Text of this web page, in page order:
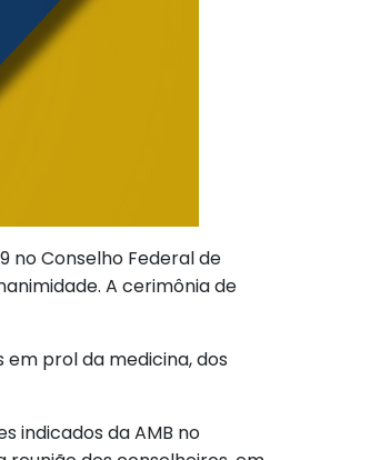
no Conselho Federal de
A cerimônia de
prol da medicina, dos
indicados da AMB no